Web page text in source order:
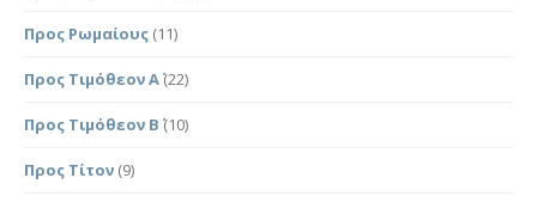
Προς Ρωμαίους (11)
Προς Τιμόθεον Α΄(22)
Προς Τιμόθεον Β΄ (10)
Προς Τίτον (9)